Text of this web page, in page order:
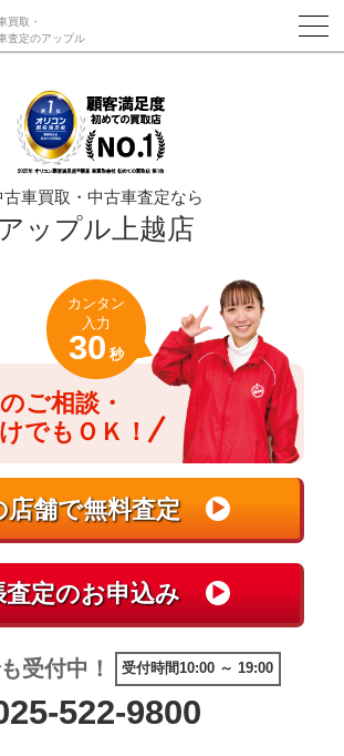
フォームの為のCVボタン*/
買取・
査定のアップル
古車買取・中古車査定なら
アップル上越店
ご相談・
でもＯＫ！
カンタン
入力
30 秒
受付中！ 受付時間10:00 ～ 19:00
522-9800